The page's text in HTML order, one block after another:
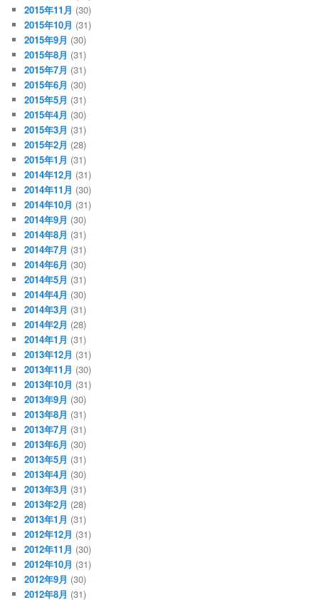
2015年11月 (30)
2015年10月 (31)
2015年9月 (30)
2015年8月 (31)
2015年7月 (31)
2015年6月 (30)
2015年5月 (31)
2015年4月 (30)
2015年3月 (31)
2015年2月 (28)
2015年1月 (31)
2014年12月 (31)
2014年11月 (30)
2014年10月 (31)
2014年9月 (30)
2014年8月 (31)
2014年7月 (31)
2014年6月 (30)
2014年5月 (31)
2014年4月 (30)
2014年3月 (31)
2014年2月 (28)
2014年1月 (31)
2013年12月 (31)
2013年11月 (30)
2013年10月 (31)
2013年9月 (30)
2013年8月 (31)
2013年7月 (31)
2013年6月 (30)
2013年5月 (31)
2013年4月 (30)
2013年3月 (31)
2013年2月 (28)
2013年1月 (31)
2012年12月 (31)
2012年11月 (30)
2012年10月 (31)
2012年9月 (30)
2012年8月 (31)